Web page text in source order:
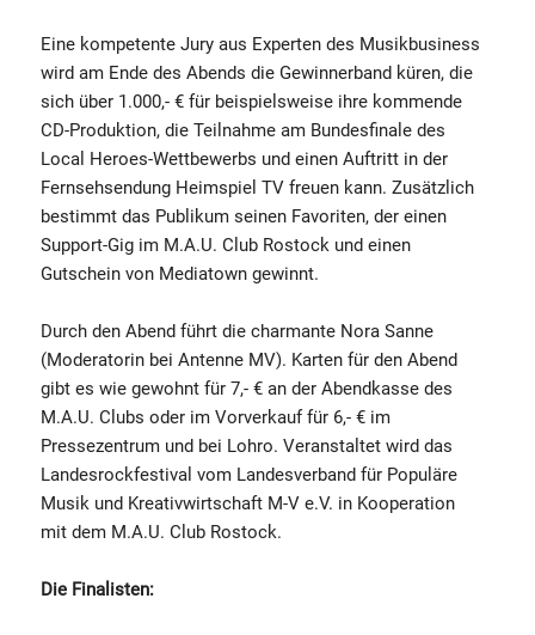
Eine kompetente Jury aus Experten des Musikbusiness
wird am Ende des Abends die Gewinnerband küren, die
sich über 1.000,- € für beispielsweise ihre kommende
CD-Produktion, die Teilnahme am Bundesfinale des
Local Heroes-Wettbewerbs und einen Auftritt in der
Fernsehsendung Heimspiel TV freuen kann. Zusätzlich
bestimmt das Publikum seinen Favoriten, der einen
Support-Gig im M.A.U. Club Rostock und einen
Gutschein von Mediatown gewinnt.
Durch den Abend führt die charmante Nora Sanne
(Moderatorin bei Antenne MV). Karten für den Abend
gibt es wie gewohnt für 7,- € an der Abendkasse des
M.A.U. Clubs oder im Vorverkauf für 6,- € im
Pressezentrum und bei Lohro. Veranstaltet wird das
Landesrockfestival vom Landesverband für Populäre
Musik und Kreativwirtschaft M-V e.V. in Kooperation
mit dem M.A.U. Club Rostock.
Die Finalisten: